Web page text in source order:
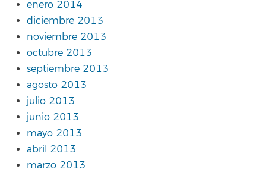
enero 2014
diciembre 2013
noviembre 2013
octubre 2013
septiembre 2013
agosto 2013
julio 2013
junio 2013
mayo 2013
abril 2013
marzo 2013